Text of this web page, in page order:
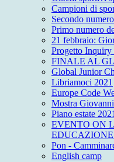
Campioni di
Secondo
Primo numero
21 febbraio:
Progetto
FINALE AL
Global Junior
Libriamoci 2021
Europe Code
Mostra
Piano estate
EVENTO ON
Pon -
English camp